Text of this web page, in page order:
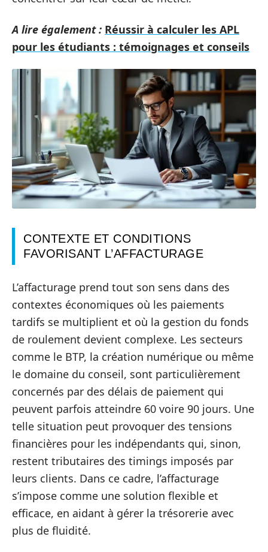
A lire également : Réussir à calculer les APL
pour les étudiants : témoignages et conseils
CONTEXTE ET CONDITIONS
FAVORISANT L’AFFACTURAGE
L’affacturage prend tout son sens dans des
contextes économiques où les paiements
tardifs se multiplient et où la gestion du fonds
de roulement devient complexe. Les secteurs
comme le BTP, la création numérique ou même
le domaine du conseil, sont particulièrement
concernés par des délais de paiement qui
peuvent parfois atteindre 60 voire 90 jours. Une
telle situation peut provoquer des tensions
financières pour les indépendants qui, sinon,
restent tributaires des timings imposés par
leurs clients. Dans ce cadre, l’affacturage
s’impose comme une solution flexible et
efficace, en aidant à gérer la trésorerie avec
plus de fluidité.